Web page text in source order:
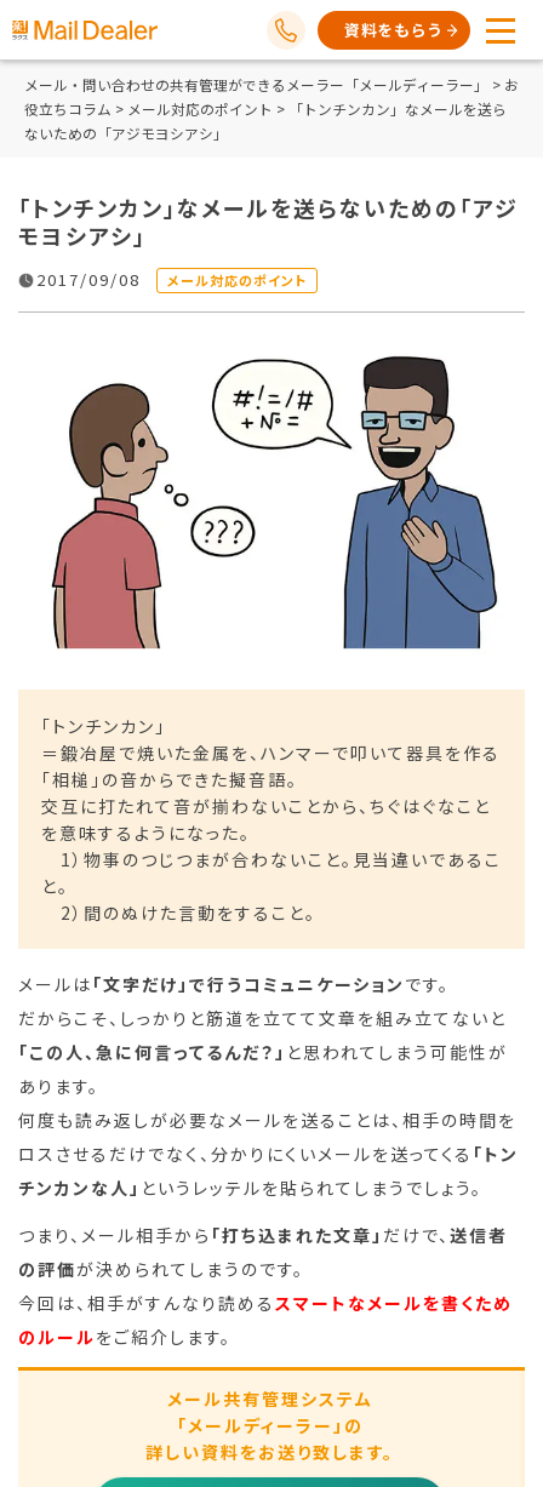
資料をもらう
メール・問い合わせの共有管理ができるメーラー「メールディーラー」 > お
役立ちコラム > メール対応のポイント > 「トンチンカン」なメールを送ら
ないための「アジモヨシアシ」
「トンチンカン」なメールを送らないための「アジ
モヨシアシ」
2017/09/08 メール対応のポイント
「トンチンカン」
＝鍛冶屋で焼いた金属を、ハンマーで叩いて器具を作る
「相槌」の音からできた擬音語。
交互に打たれて音が揃わないことから、ちぐはぐなこと
を意味するようになった。
1）物事のつじつまが合わないこと。見当違いであるこ
と。
2）間のぬけた言動をすること。
メールは 「文字だけ」で行うコミュニケーション です。
だからこそ、しっかりと筋道を立てて文章を組み立てないと
「この人、急に何言ってるんだ？」 と思われてしまう可能性が
あります。
何度も読み返しが必要なメールを送ることは、相手の時間を
ロスさせるだけでなく、分かりにくいメールを送ってくる 「トン
チンカンな人」 というレッテルを貼られてしまうでしょう。
つまり、メール相手から 「打ち込まれた文章」 だけで、 送信者
の評価が決められてしまうのです。
今回は、相手がすんなり読める スマートなメールを書くため
のルールをご紹介します。
メール共有管理システム
「メールディーラー」の
詳しい資料をお送り致します。